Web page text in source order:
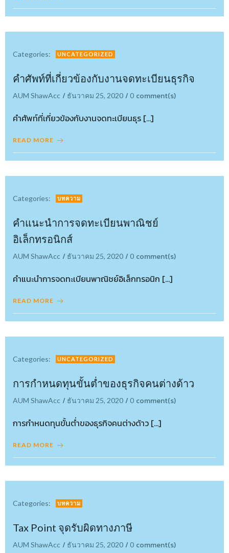
Categories: UNCATEGORIZED
คำศัพท์ที่เกี่ยวข้องกับงานจดทะเบียนธุรกิจ
AUM ShawAcc / ธันวาคม 25, 2020 /0 comment(s)
คำศัพท์ที่เกี่ยวข้องกับงานจดทะเบียนธุร […]
READ MORE
Categories: บทความ
คำแนะนำการจดทะเบียนพาณิชย์
อิเล็กทรอนิกส์
AUM ShawAcc / ธันวาคม 25, 2020 /0 comment(s)
คำแนะนำการจดทะเบียนพาณิชย์อิเล็กทรอนิก […]
READ MORE
Categories: UNCATEGORIZED
การกำหนดทุนขั้นต่ำของธุรกิจคนต่างด้าว
AUM ShawAcc / ธันวาคม 25, 2020 /0 comment(s)
การกำหนดทุนขั้นต่ำของธุรกิจคนต่างด้าว […]
READ MORE
Categories: บทความ
Tax Point จุดรับผิดทางภาษี
AUM ShawAcc / ธันวาคม 25, 2020 /0 comment(s)